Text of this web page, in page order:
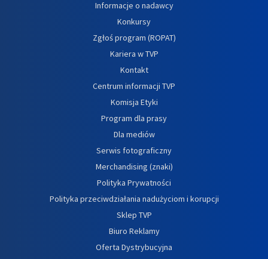
Informacje o nadawcy
Konkursy
Zgłoś program (ROPAT)
Kariera w TVP
Kontakt
Centrum informacji TVP
Komisja Etyki
Program dla prasy
Dla mediów
Serwis fotograficzny
Merchandising (znaki)
Polityka Prywatności
Polityka przeciwdziałania nadużyciom i korupcji
Sklep TVP
Biuro Reklamy
Oferta Dystrybucyjna